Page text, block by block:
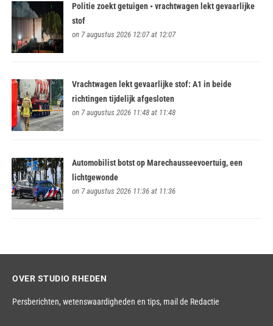
Politie zoekt getuigen • vrachtwagen lekt gevaarlijke
stof
on 7 augustus 2026 12:07 at 12:07
Vrachtwagen lekt gevaarlijke stof: A1 in beide
richtingen tijdelijk afgesloten
on 7 augustus 2026 11:48 at 11:48
Automobilist botst op Marechausseevoertuig, een
lichtgewonde
on 7 augustus 2026 11:36 at 11:36
OVER STUDIO RHEDEN
Persberichten, wetenswaardigheden en tips, mail de Redactie